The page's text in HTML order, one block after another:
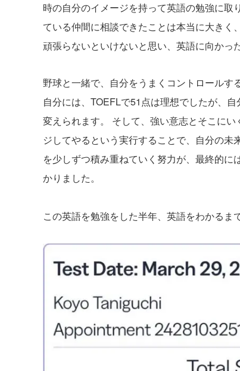
時の自分のイメージを持って英語の勉強に
ている仲間に相談できたことは本当に大き
頑張らないといけないと思い、英語に向かっ
野球と一緒で、自分をうまくコントロール
自分には、TOEFLで51点は理想でしたが、
変えられます。 そして、強い意志とそこに
ジしてやるという実行することで、自分の
を少しずつ積み重ねていく努力が、最終的
かりました。
この英語を勉強をした半年、英語をわかるま